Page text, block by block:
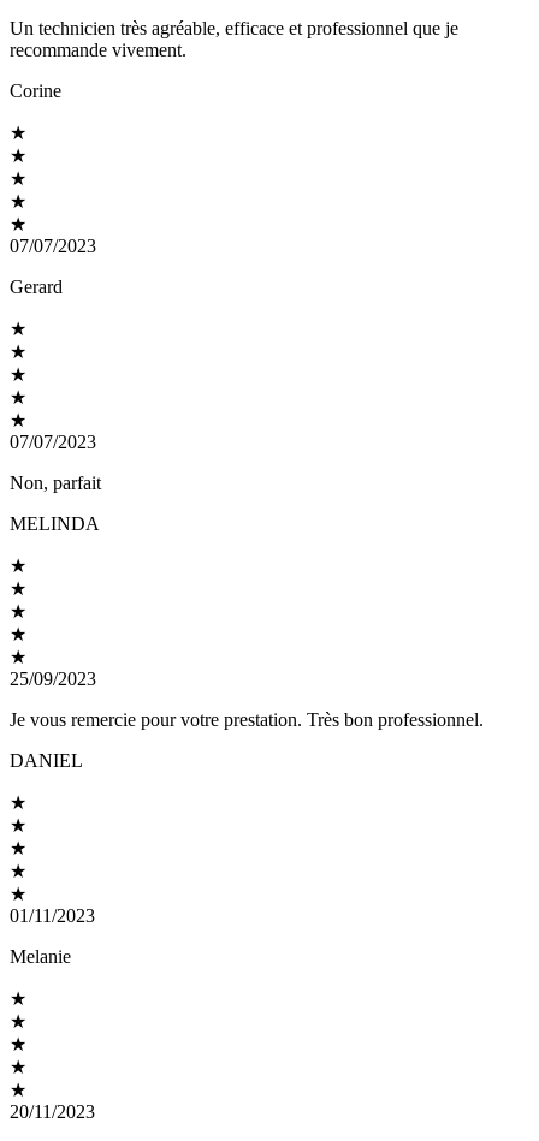
Un technicien très agréable, efficace et professionnel que je
recommande vivement.
Corine
★
★
★
★
★
07/07/2023
Gerard
★
★
★
★
★
07/07/2023
Non, parfait
MELINDA
★
★
★
★
★
25/09/2023
Je vous remercie pour votre prestation. Très bon professionnel.
DANIEL
★
★
★
★
★
01/11/2023
Melanie
★
★
★
★
★
20/11/2023